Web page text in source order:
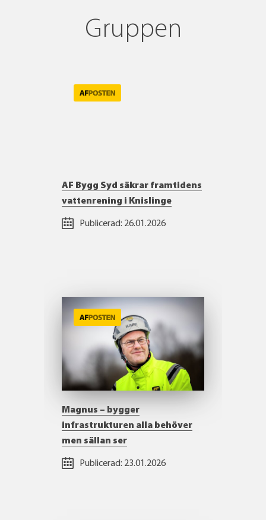
Gruppen
AF Bygg Syd säkrar framtidens
vattenrening i Knislinge
Publicerad: 26.01.2026
Magnus – bygger
infrastrukturen alla behöver
men sällan ser
Publicerad: 23.01.2026